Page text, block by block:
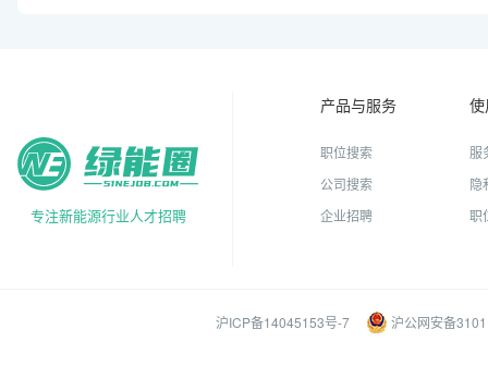
专注新能源行业人才招聘
产品与服务
职位搜索
公司搜索
企业招聘
服
隐
职
沪ICP备14045153号-7 沪公网安备